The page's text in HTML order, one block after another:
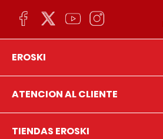
EROSKI
ATENCION AL CLIENTE
TIENDAS EROSKI